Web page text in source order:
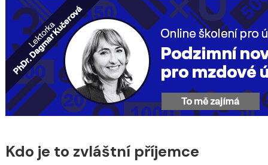
Kdo je to zvláštní příjemce